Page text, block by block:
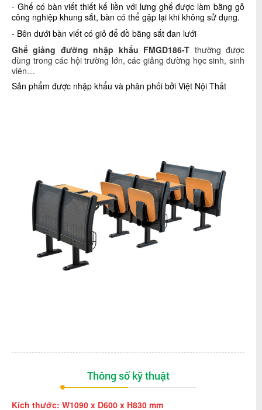
- Ghế có bàn viết thiết kế liền với lưng ghế được làm bằng gỗ
công nghiệp khung sắt, bàn có thể gập lại khi không sử dụng.
- Bên dưới bàn viết có giỏ để đồ bằng sắt đan lưới
Ghế giảng đường nhập khẩu FMGD186-T thường được
dùng trong các hội trường lớn, các giảng đường học sinh, sinh
viên…
Sản phẩm được nhập khẩu và phân phối bởi Việt Nội Thất
Thông số kỹ thuật
Kích thước: W1090 x D600 x H830 mm